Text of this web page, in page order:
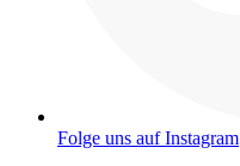
Folge uns auf Instagram